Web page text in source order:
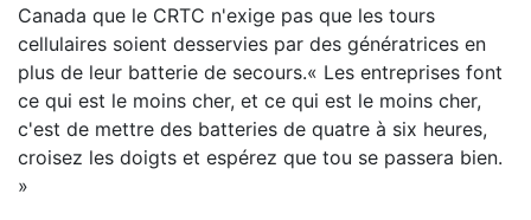
Canada que le CRTC n'exige pas que les tours
cellulaires soient desservies par des génératrices en
plus de leur batterie de secours.« Les entreprises font
ce qui est le moins cher, et ce qui est le moins cher,
c'est de mettre des batteries de quatre à six heures,
croisez les doigts et espérez que tou se passera bien.
»